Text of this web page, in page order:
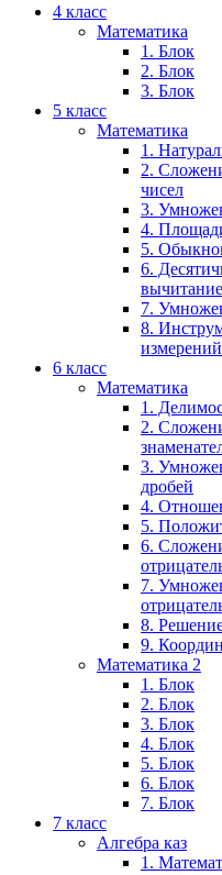
4 класс
Математика
1. Блок
2. Блок
3. Блок
5 класс
Математика
1.
2.
чисел
3.
4.
5.
6.
7.
8.
измерений
6 класс
Математика
1.
2.
3.
дробей
4.
5.
6.
7.
8.
9.
Математика 2
1. Блок
2. Блок
3. Блок
4. Блок
5. Блок
6. Блок
7. Блок
7 класс
Алгебра каз
1.